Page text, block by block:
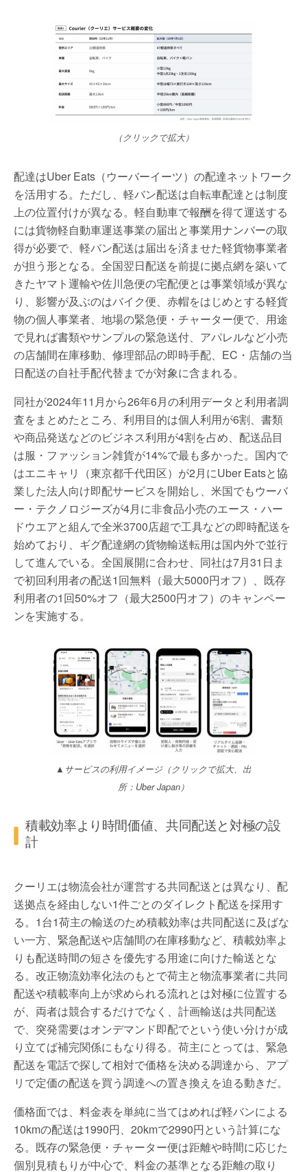
（クリックで拡大）
配達はUber Eats（ウーバーイーツ）の配達ネットワーク
を活用する。ただし、軽バン配送は自転車配達とは制度
上の位置付けが異なる。軽自動車で報酬を得て運送する
には貨物軽自動車運送事業の届出と事業用ナンバーの取
得が必要で、軽バン配送は届出を済ませた軽貨物事業者
が担う形となる。全国翌日配送を前提に拠点網を築いて
きたヤマト運輸や佐川急便の宅配便とは事業領域が異な
り、影響が及ぶのはバイク便、赤帽をはじめとする軽貨
物の個人事業者、地場の緊急便・チャーター便で、用途
で見れば書類やサンプルの緊急送付、アパレルなど小売
の店舗間在庫移動、修理部品の即時手配、EC・店舗の当
日配送の自社手配代替までが対象に含まれる。
同社が2024年11月から26年6月の利用データと利用者調
査をまとめたところ、利用目的は個人利用が6割、書類
や商品発送などのビジネス利用が4割を占め、配送品目
は服・ファッション雑貨が14%で最も多かった。国内で
はエニキャリ（東京都千代田区）が2月にUber Eatsと協
業した法人向け即配サービスを開始し、米国でもウーバ
ー・テクノロジーズが4月に非食品小売のエース・ハー
ドウエアと組んで全米3700店超で工具などの即時配送を
始めており、ギグ配達網の貨物輸送転用は国内外で並行
して進んでいる。全国展開に合わせ、同社は7月31日ま
で初回利用者の配送1回無料（最大5000円オフ）、既存
利用者の1回50%オフ（最大2500円オフ）のキャンペー
ンを実施する。
▲サービスの利用イメージ（クリックで拡大、出
所：Uber Japan）
積載効率より時間価値、共同配送と対極の設
計
クーリエは物流会社が運営する共同配送とは異なり、配
送拠点を経由しない1件ごとのダイレクト配送を採用す
る。1台1荷主の輸送のため積載効率は共同配送に及ばな
い一方、緊急配送や店舗間の在庫移動など、積載効率よ
りも配送時間の短さを優先する用途に向けた輸送とな
る。改正物流効率化法のもとで荷主と物流事業者に共同
配送や積載率向上が求められる流れとは対極に位置する
が、両者は競合するだけでなく、計画輸送は共同配送
で、突発需要はオンデマンド即配でという使い分けが成
り立てば補完関係にもなり得る。荷主にとっては、緊急
配送を電話で探して相対で価格を決める調達から、アプ
リで定価の配送を買う調達への置き換えを迫る動きだ。
価格面では、料金表を単純に当てはめれば軽バンによる
10kmの配送は1990円、20kmで2990円という計算にな
る。既存の緊急便・チャーター便は距離や時間に応じた
個別見積もりが中心で、料金の基準となる距離の取り